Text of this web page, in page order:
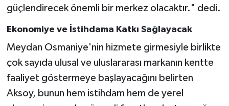
güçlendirecek önemli bir merkez olacaktır." dedi.
Ekonomiye ve İstihdama Katkı Sağlayacak
Meydan Osmaniye'nin hizmete girmesiyle birlikte
çok sayıda ulusal ve uluslararası markanın kentte
faaliyet göstermeye başlayacağını belirten
Aksoy, bunun hem istihdam hem de yerel